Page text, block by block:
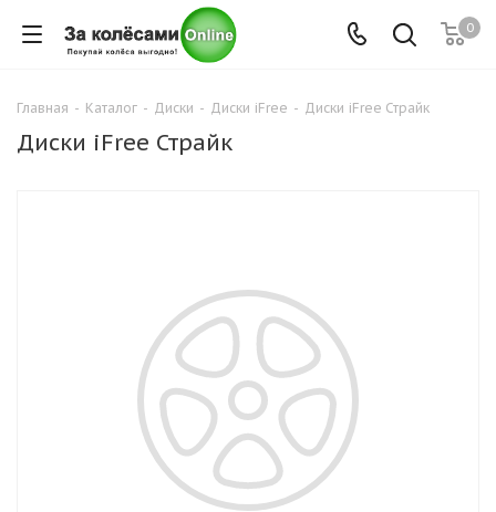
0
Главная - Каталог - Диски - Диски iFree - Диски iFree Страйк
Диски iFree Страйк